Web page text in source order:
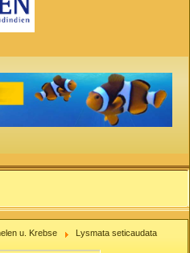
u. Krebse Lysmata seticaudata